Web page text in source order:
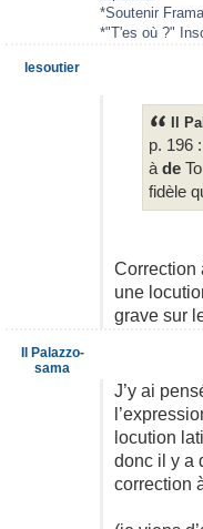
*Soutenir
*"T'es où ?"
Il
p. 196
à de
fidèle
Correction
une
grave sur
lesoutier
J’y ai
locution
donc il y a
correction
Il Palazzo-
sama